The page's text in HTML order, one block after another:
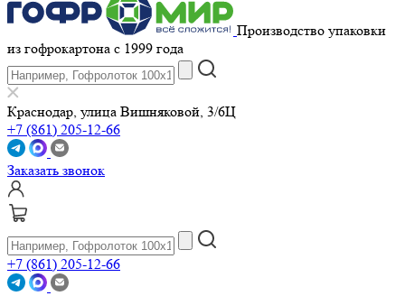
Производство упаковки
из гофрокартона с 1999 года
Краснодар, улица Вишняковой, 3/6Ц
+7 (861) 205-12-66
Заказать звонок
+7 (861) 205-12-66